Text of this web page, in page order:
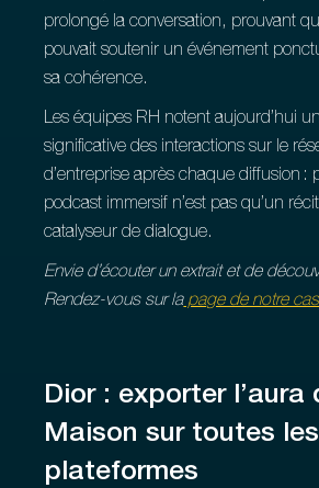
prolongé la conversation, prouvant
pouvait soutenir un événement
sa cohérence.
Les équipes RH notent aujourd’hui
significative des interactions sur le
d’entreprise après chaque diffusion :
podcast immersif n’est pas qu’un
catalyseur de dialogue.
Envie d’écouter un extrait et de
Rendez‑vous sur lapage de notre cas
Dior : exporter l’aura
Maison sur toutes les
plateformes